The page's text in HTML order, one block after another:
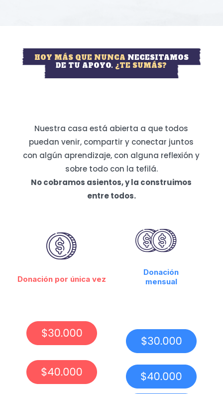
HOY MÁS QUE NUNCA NECESITAMOS
DE TU APOYO. ¿TE SUMÁS?
Nuestra casa está abierta a que todos
puedan venir, compartir y conectar juntos
con algún aprendizaje, con alguna reflexión y
sobre todo con la tefilá.
No cobramos asientos, y la construimos
entre todos.
Donación por única vez
Donación
mensual